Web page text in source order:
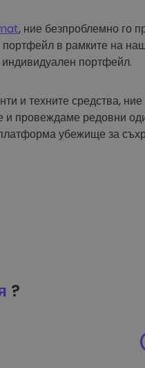
, ние безпроблемно го
в рамките на
портфейл.
и техните средства,
провеждаме редовни
убежище за
?